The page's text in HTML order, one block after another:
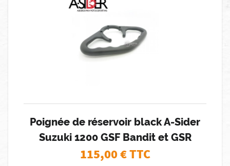
Poignée de réservoir black A-Sider
Suzuki 1200 GSF Bandit et GSR
115,00€ TTC